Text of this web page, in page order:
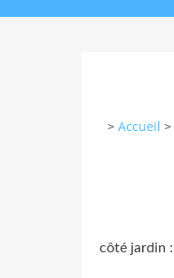
> Accueil >
côté jardin :